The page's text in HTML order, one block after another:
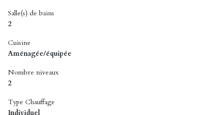
Salle(s) de bains
2
Cuisine
Aménagée/équipée
Nombre niveaux
2
Type Chauffage
Individuel